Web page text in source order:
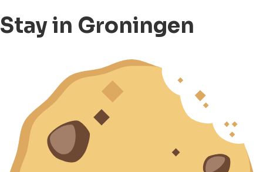
Stay in Groningen